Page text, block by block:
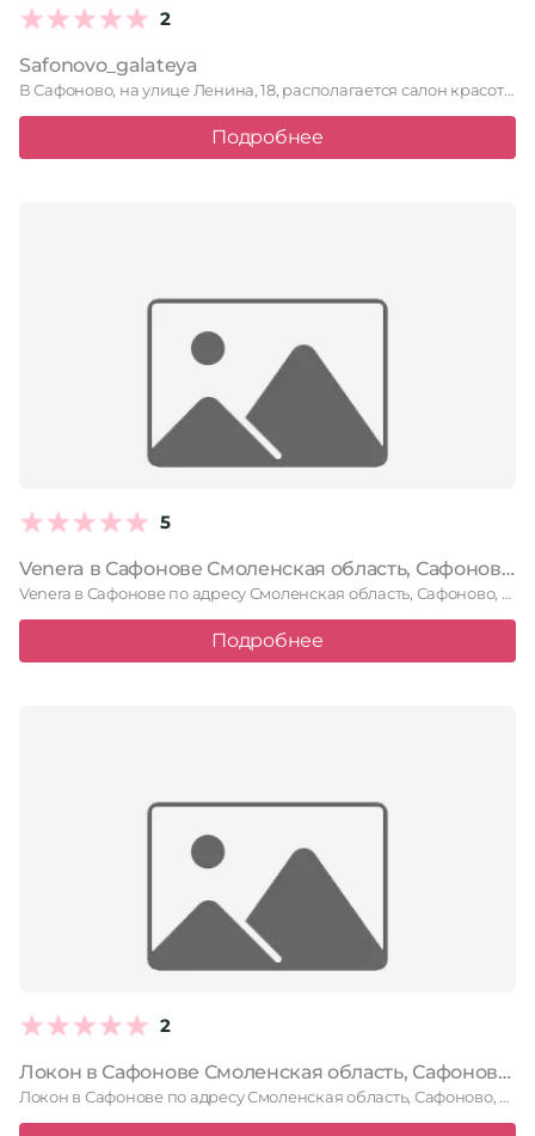
2
Safonovo_galateya
В Сафоново, на улице Ленина, 18, располагается салон красоты Safonovo_galateya, …
Подробнее
5
Venera в Сафонове Смоленская область, Сафоново, Шахтёрская улица, 4
Venera в Сафонове по адресу Смоленская область, Сафоново, Шахтёрская улица, …
Подробнее
2
Локон в Сафонове Смоленская область, Сафоново, улица Кирова, 1
Локон в Сафонове по адресу Смоленская область, Сафоново, улица Кирова, …